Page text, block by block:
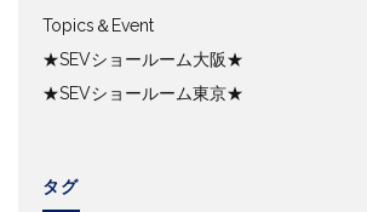
Topics＆Event
★SEVショールーム大阪★
★SEVショールーム東京★
タグ